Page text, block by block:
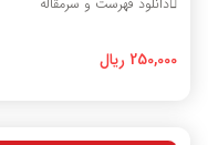
250,000 ریال